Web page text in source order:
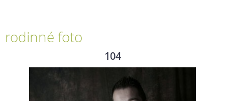
rodinné foto
104